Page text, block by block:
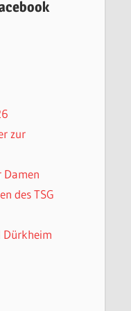
zur
Damen
des TSG
Dürkheim